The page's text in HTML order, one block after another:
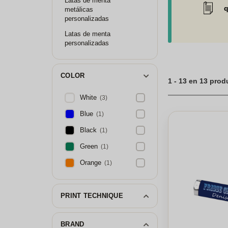
metálicas
personalizadas
Latas de menta
personalizadas
COLOR
White (3)
Blue (1)
Black (1)
Green (1)
Orange (1)
PRINT TECHNIQUE
BRAND
personalización
escala.
1 - 13 en 13